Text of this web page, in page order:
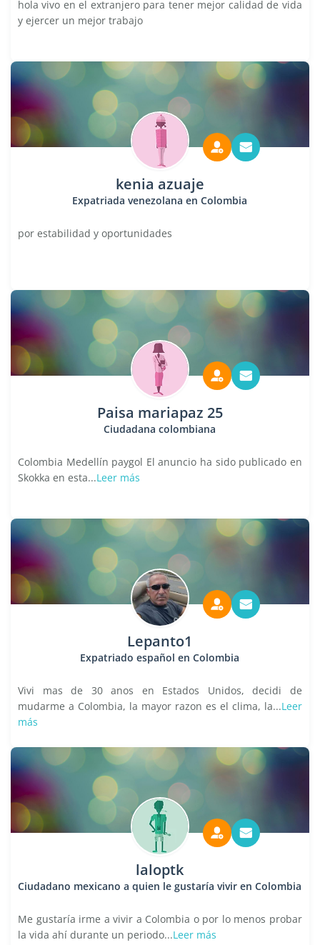
hola vivo en el extranjero para tener mejor calidad de vida
y ejercer un mejor trabajo
kenia azuaje
Expatriada venezolana en Colombia
por estabilidad y oportunidades
Paisa mariapaz 25
Ciudadana colombiana
Colombia Medellín paygol El anuncio ha sido publicado en
Skokka en esta...Leer más
Lepanto1
Expatriado español en Colombia
Vivi mas de 30 anos en Estados Unidos, decidi de
mudarme a Colombia, la mayor razon es el clima, la...Leer
más
laloptk
Ciudadano mexicano a quien le gustaría vivir en Colombia
Me gustaría irme a vivir a Colombia o por lo menos probar
la vida ahí durante un periodo...Leer más